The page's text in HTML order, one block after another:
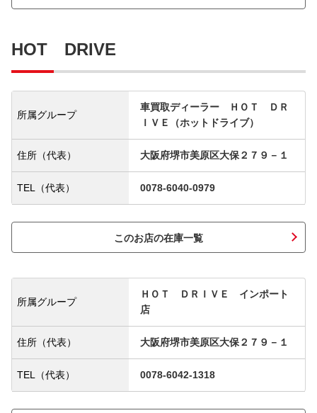
HOT DRIVE
所属グループ
車買取ディーラー ＨＯＴ ＤＲ
ＩＶＥ（ホットドライブ）
住所（代表） 大阪府堺市美原区大保２７９－１
TEL（代表） 0078-6040-0979
このお店の在庫一覧
所属グループ
ＨＯＴ ＤＲＩＶＥ インポート
店
住所（代表） 大阪府堺市美原区大保２７９－１
TEL（代表） 0078-6042-1318